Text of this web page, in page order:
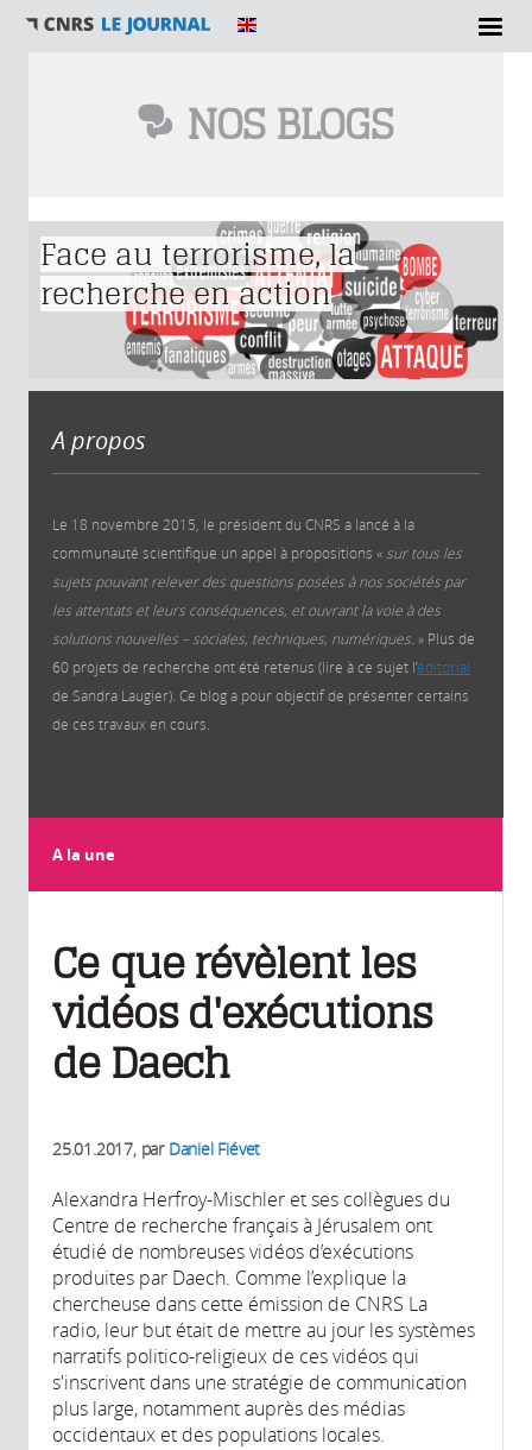
NOS BLOGS
Vous êtes ici
Face au terrorisme, la
recherche en action
A propos
Le 18 novembre 2015, le président du CNRS a lancé à la
communauté scientifique un appel à propositions «sur tous les
sujets pouvant relever des questions posées à nos sociétés par
les attentats et leurs conséquences, et ouvrant la voie à des
solutions nouvelles – sociales, techniques, numériques. » Plus de
60 projets de recherche ont été retenus (lire à ce sujet l’éditorial
de Sandra Laugier). Ce blog a pour objectif de présenter certains
de ces travaux en cours.
A la une
Ce que révèlent les
vidéos d'exécutions
de Daech
25.01.2017, par Daniel Fiévet
Alexandra Herfroy-Mischler et ses collègues du
Centre de recherche français à Jérusalem ont
étudié de nombreuses vidéos d’exécutions
produites par Daech. Comme l’explique la
chercheuse dans cette émission de CNRS La
radio, leur but était de mettre au jour les systèmes
narratifs politico-religieux de ces vidéos qui
s'inscrivent dans une stratégie de communication
plus large, notamment auprès des médias
occidentaux et des populations locales.